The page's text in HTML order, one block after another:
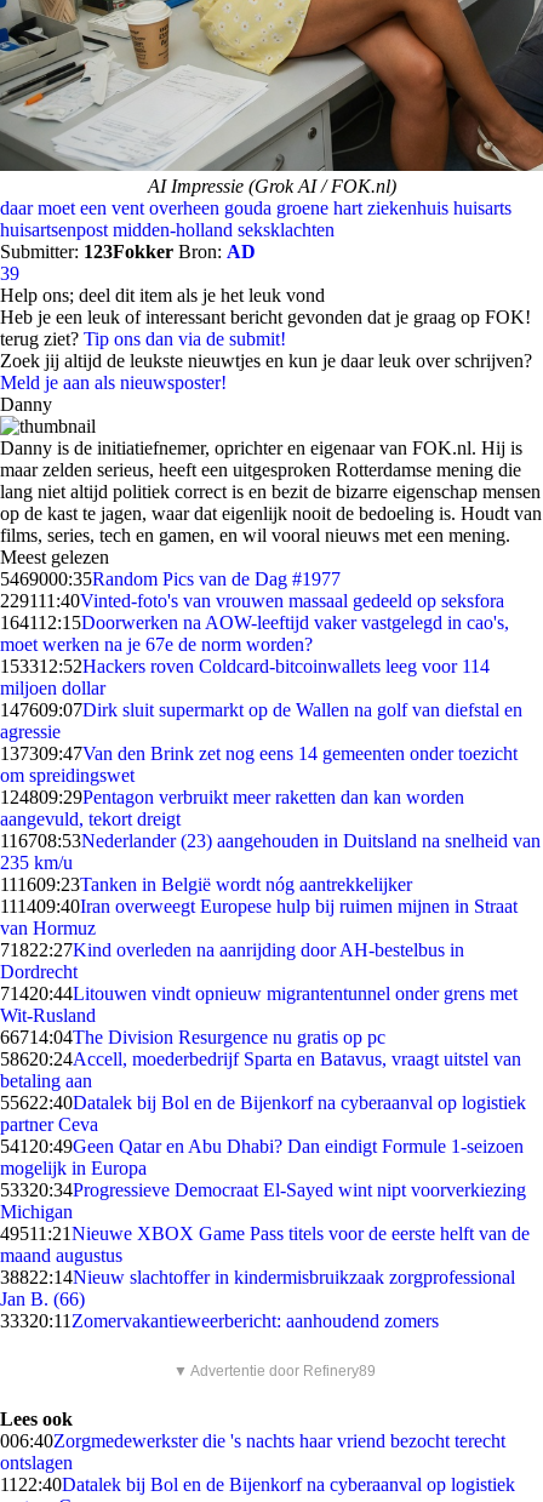
AI Impressie (Grok AI / FOK.nl)
daar moet een vent overheen gouda groene hart ziekenhuis huisarts
huisartsenpost midden-holland seksklachten
Submitter: 123Fokker Bron: AD
39
Help ons; deel dit item als je het leuk vond
Heb je een leuk of interessant bericht gevonden dat je graag op FOK!
terug ziet? Tip ons dan via de submit!
Zoek jij altijd de leukste nieuwtjes en kun je daar leuk over schrijven?
Meld je aan als nieuwsposter!
Danny
Danny is de initiatiefnemer, oprichter en eigenaar van FOK.nl. Hij is
maar zelden serieus, heeft een uitgesproken Rotterdamse mening die
lang niet altijd politiek correct is en bezit de bizarre eigenschap mensen
op de kast te jagen, waar dat eigenlijk nooit de bedoeling is. Houdt van
films, series, tech en gamen, en wil vooral nieuws met een mening.
Meest gelezen
5469000:35Random Pics van de Dag #1977
229111:40Vinted-foto's van vrouwen massaal gedeeld op seksfora
164112:15Doorwerken na AOW-leeftijd vaker vastgelegd in cao's,
moet werken na je 67e de norm worden?
153312:52Hackers roven Coldcard-bitcoinwallets leeg voor 114
miljoen dollar
147609:07Dirk sluit supermarkt op de Wallen na golf van diefstal en
agressie
137309:47Van den Brink zet nog eens 14 gemeenten onder toezicht
om spreidingswet
124809:29Pentagon verbruikt meer raketten dan kan worden
aangevuld, tekort dreigt
116708:53Nederlander (23) aangehouden in Duitsland na snelheid van
235 km/u
111609:23Tanken in België wordt nóg aantrekkelijker
111409:40Iran overweegt Europese hulp bij ruimen mijnen in Straat
van Hormuz
71822:27Kind overleden na aanrijding door AH-bestelbus in
Dordrecht
71420:44Litouwen vindt opnieuw migrantentunnel onder grens met
Wit-Rusland
66714:04The Division Resurgence nu gratis op pc
58620:24Accell, moederbedrijf Sparta en Batavus, vraagt uitstel van
betaling aan
55622:40Datalek bij Bol en de Bijenkorf na cyberaanval op logistiek
partner Ceva
541 20:49Geen Qatar en Abu Dhabi? Dan eindigt Formule 1-seizoen
mogelijk in Europa
53320:34Progressieve Democraat El-Sayed wint nipt voorverkiezing
Michigan
49511:21Nieuwe XBOX Game Pass titels voor de eerste helft van de
maand augustus
38822:14Nieuw slachtoffer in kindermisbruikzaak zorgprofessional
Jan B. (66)
33320:11 Zomervakantieweerbericht: aanhoudend zomers
▼ Advertentie door Refinery89
Lees ook
006:40Zorgmedewerkster die 's nachts haar vriend bezocht terecht
ontslagen
11 22:40Datalek bij Bol en de Bijenkorf na cyberaanval op logistiek